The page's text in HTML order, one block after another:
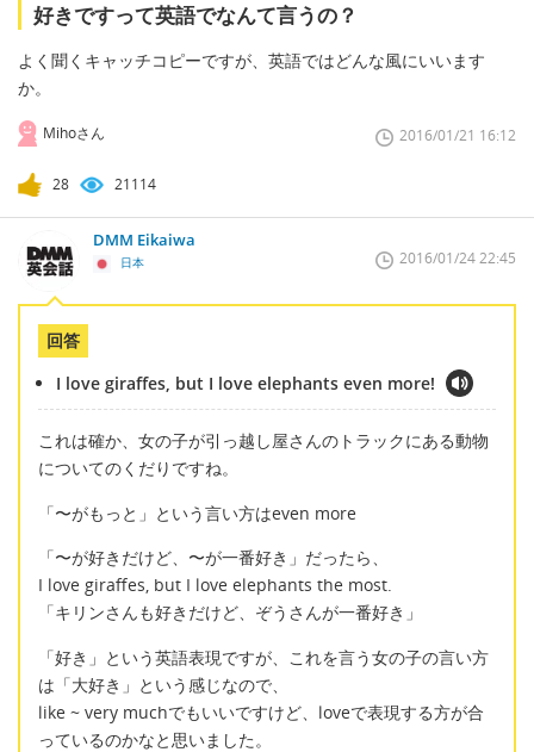
好きですって英語でなんて言うの？
よく聞くキャッチコピーですが、英語ではどんな風にいいます
か。
Mihoさん 2016/01/21 16:12
28 21114
DMM Eikaiwa
日本 2016/01/24 22:45
回答
I love giraffes, but I love elephants even more!
これは確か、女の子が引っ越し屋さんのトラックにある動物
についてのくだりですね。
「〜がもっと」という言い方はeven more
「〜が好きだけど、〜が一番好き」だったら、
I love giraffes, but I love elephants the most.
「キリンさんも好きだけど、ぞうさんが一番好き」
「好き」という英語表現ですが、これを言う女の子の言い方
は「大好き」という感じなので、
like ~ very muchでもいいですけど、loveで表現する方が合
っているのかなと思いました。